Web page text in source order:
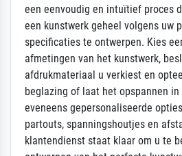
een eenvoudig en intuïtief proces
een kunstwerk geheel volgens uw
specificaties te ontwerpen. Kies
afmetingen van het kunstwerk,
afdrukmateriaal u verkiest en
beglazing of laat het opspannen
eveneens gepersonaliseerde
partouts, spanningshoutjes en
klantendienst staat klaar om u te